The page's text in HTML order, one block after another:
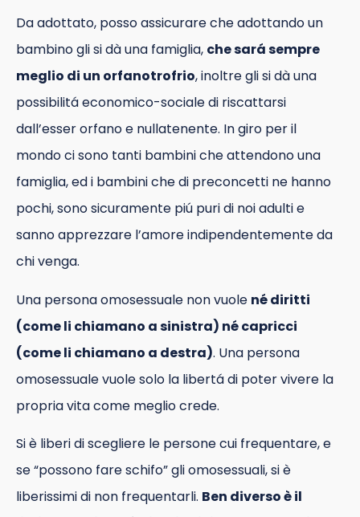
Da adottato, posso assicurare che adottando un
bambino gli si dà una famiglia, che sará sempre
meglio di un orfanotrofrio, inoltre gli si dà una
possibilitá economico-sociale di riscattarsi
dall’esser orfano e nullatenente. In giro per il
mondo ci sono tanti bambini che attendono una
famiglia, ed i bambini che di preconcetti ne hanno
pochi, sono sicuramente piú puri di noi adulti e
sanno apprezzare l’amore indipendentemente da
chi venga.
Una persona omosessuale non vuole né diritti
(come li chiamano a sinistra) né capricci
(come li chiamano a destra). Una persona
omosessuale vuole solo la libertá di poter vivere la
propria vita come meglio crede.
Si è liberi di scegliere le persone cui frequentare, e
se “possono fare schifo” gli omosessuali, si è
liberissimi di non frequentarli. Ben diverso è il